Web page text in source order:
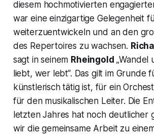
diesem hochmotivierten
war eine einzigartige Gelegenheit
weiterzuentwickeln und an den
des Repertoires zu wachsen.
sagt in seinem Rheingold „Wandel
liebt, wer lebt“. Das gilt im Grunde
künstlerisch tätig ist, für ein
für den musikalischen Leiter. Die
letzten Jahres hat noch deutlicher
wir die gemeinsame Arbeit zu